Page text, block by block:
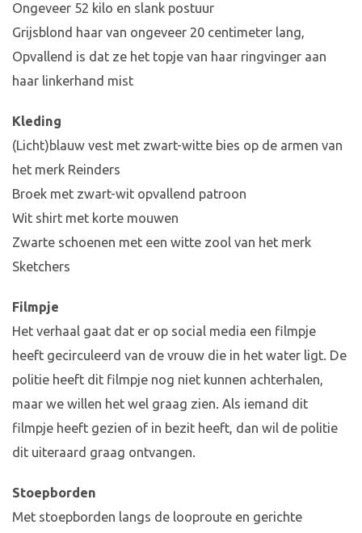
Ongeveer 52 kilo en slank postuur
Grijsblond haar van ongeveer 20 centimeter lang,
Opvallend is dat ze het topje van haar ringvinger aan
haar linkerhand mist
Kleding
(Licht)blauw vest met zwart-witte bies op de armen van
het merk Reinders
Broek met zwart-wit opvallend patroon
Wit shirt met korte mouwen
Zwarte schoenen met een witte zool van het merk
Sketchers
Filmpje
Het verhaal gaat dat er op social media een filmpje
heeft gecirculeerd van de vrouw die in het water ligt. De
politie heeft dit filmpje nog niet kunnen achterhalen,
maar we willen het wel graag zien. Als iemand dit
filmpje heeft gezien of in bezit heeft, dan wil de politie
dit uiteraard graag ontvangen.
Stoepborden
Met stoepborden langs de looproute en gerichte